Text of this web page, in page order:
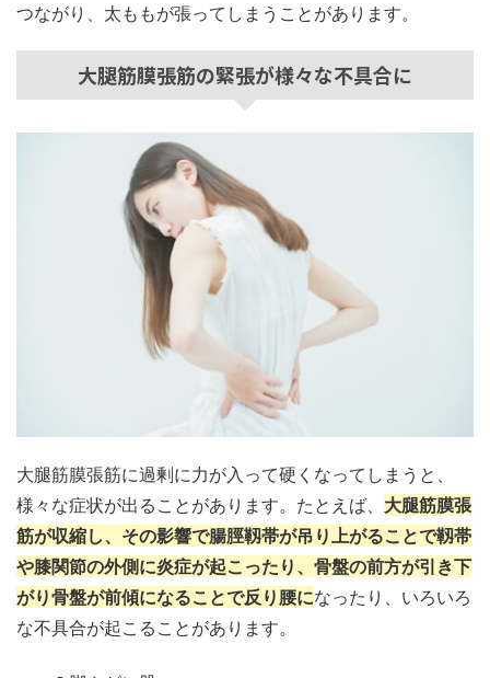
つながり、太ももが張ってしまうことがあります。
大腿筋膜張筋の緊張が様々な不具合に
大腿筋膜張筋に過剰に力が入って硬くなってしまうと、
様々な症状が出ることがあります。たとえば、 大腿筋膜張
筋が収縮し、その影響で腸脛靱帯が吊り上がることで靱帯
や膝関節の外側に炎症が起こったり、骨盤の前方が引き下
がり骨盤が前傾になることで反り腰になったり、いろいろ
な不具合が起こることがあります。